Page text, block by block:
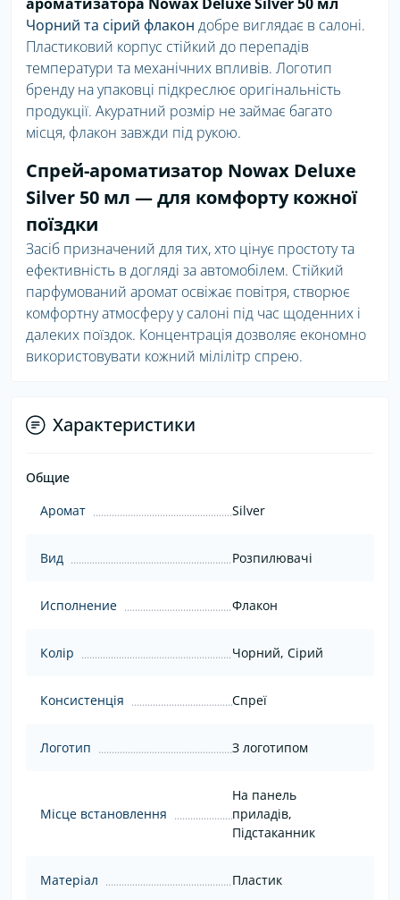
Чорний та сірий флакон добре виглядає в салоні.
Пластиковий корпус стійкий до перепадів
температури та механічних впливів. Логотип
бренду на упаковці підкреслює оригінальність
продукції. Акуратний розмір не займає багато
місця, флакон завжди під рукою.
Спрей-ароматизатор Nowax Deluxe
Silver 50 мл — для комфорту кожної
поїздки
Засіб призначений для тих, хто цінує простоту та
ефективність в догляді за автомобілем. Стійкий
парфумований аромат освіжає повітря, створює
комфортну атмосферу у салоні під час щоденних і
далеких поїздок. Концентрація дозволяє економно
використовувати кожний мілілітр спрею.
Характеристики
Общие
Аромат
Silver
Вид Розпилювачі
Исполнение Флакон
Колір Чорний, Сірий
Консистенція Спреї
Логотип З логотипом
Місце встановлення
На панель
приладів,
Підстаканник
Матеріал Пластик